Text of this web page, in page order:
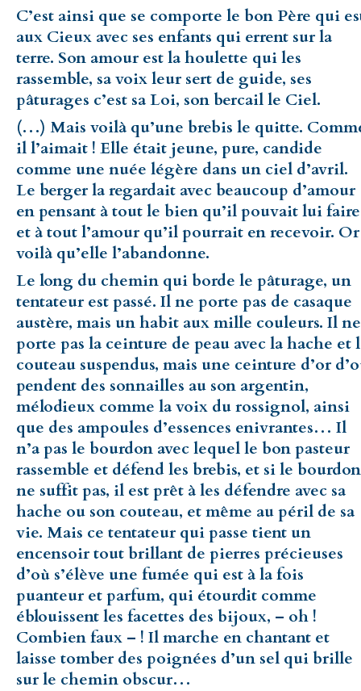
C’est ainsi que se comporte le bon Père qui
aux Cieux avec ses enfants qui errent sur la
terre. Son amour est la houlette qui les
rassemble, sa voix leur sert de guide, ses
pâturages c’est sa Loi, son bercail le Ciel.
(…) Mais voilà qu’une brebis le quitte.
il l’aimait ! Elle était jeune, pure, candide
comme une nuée légère dans un ciel d’avril.
Le berger la regardait avec beaucoup d’amour
en pensant à tout le bien qu’il pouvait lui faire
et à tout l’amour qu’il pourrait en recevoir. Or
voilà qu’elle l’abandonne.
Le long du chemin qui borde le pâturage, un
tentateur est passé. Il ne porte pas de casaque
austère, mais un habit aux mille couleurs. Il ne
porte pas la ceinture de peau avec la hache et
couteau suspendus, mais une ceinture d’or
pendent des sonnailles au son argentin,
mélodieux comme la voix du rossignol, ainsi
que des ampoules d’essences enivrantes… Il
n’a pas le bourdon avec lequel le bon pasteur
rassemble et défend les brebis, et si le bourdon
ne suffit pas, il est prêt à les défendre avec sa
hache ou son couteau, et même au péril de sa
vie. Mais ce tentateur qui passe tient un
encensoir tout brillant de pierres précieuses
d’où s’élève une fumée qui est à la fois
puanteur et parfum, qui étourdit comme
éblouissent les facettes des bijoux, – oh !
Combien faux – ! Il marche en chantant et
laisse tomber des poignées d’un sel qui brille
sur le chemin obscur…